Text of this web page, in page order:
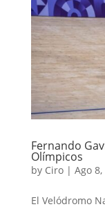
Fernando
Olímpicos
by Ciro| Ago
El Velódromo